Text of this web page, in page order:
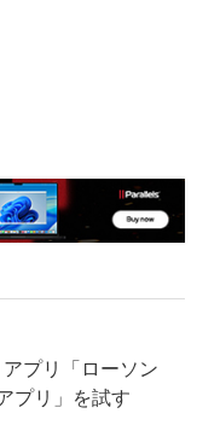
プリ「ローソン
プリ」を試す